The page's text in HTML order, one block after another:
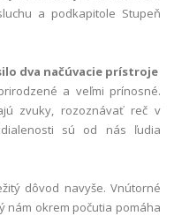
a podkapitole Stupeň
dva načúvacie prístroje
a veľmi prínosné.
zvuky, rozoznávať reč v
sú od nás ľudia
dôvod navyše. Vnútorné
nám okrem počutia pomáha